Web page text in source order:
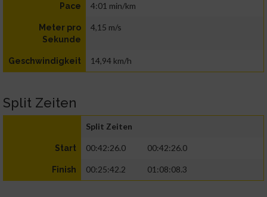
Pace 4:01 min/km
Meter pro
Sekunde
4,15 m/s
Geschwindigkeit 14,94 km/h
Split Zeiten
Split Zeiten
Start 00:42:26.0 00:42:26.0
Finish 00:25:42.2 01:08:08.3